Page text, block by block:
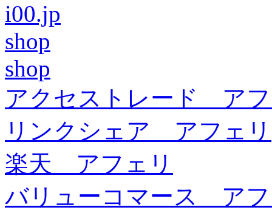
i00.jp
shop
shop
アクセストレード ア
リンクシェア アフェリ
楽天 アフェリ
バリューコマース ア